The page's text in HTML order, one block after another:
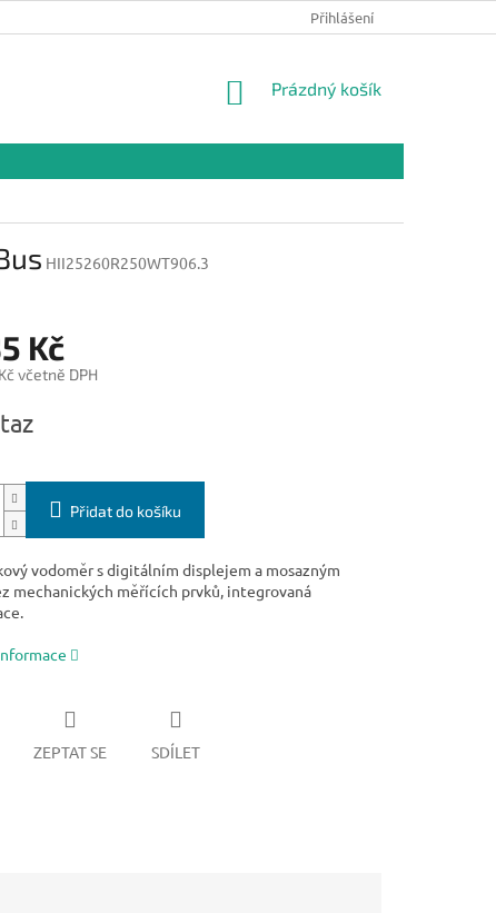
Přihlášení
NÁKUPNÍ
Prázdný košík
HII25260R250WT906.3
Kč
včetně DPH
Přidat do košíku
vodoměr s digitálním displejem a mosazným
mechanických měřících prvků, integrovaná
ZEPTAT SE SDÍLET